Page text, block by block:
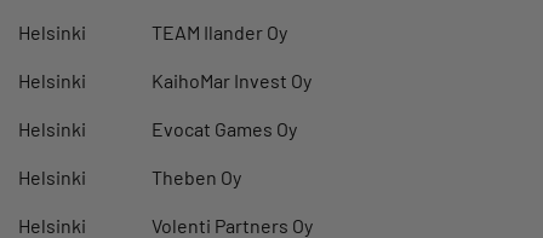
Helsinki TEAM Ilander Oy
Helsinki KaihoMar Invest Oy
Helsinki Evocat Games Oy
Helsinki Theben Oy
Helsinki Volenti Partners Oy